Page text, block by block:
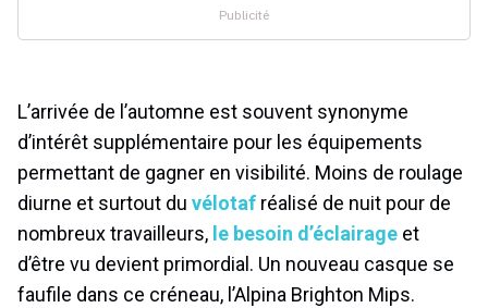
L’arrivée de l’automne est souvent synonyme
d’intérêt supplémentaire pour les équipements
permettant de gagner en visibilité. Moins de roulage
diurne et surtout du vélotaf réalisé de nuit pour de
nombreux travailleurs, le besoin d’éclairage et
d’être vu devient primordial. Un nouveau casque se
faufile dans ce créneau, l’Alpina Brighton Mips.